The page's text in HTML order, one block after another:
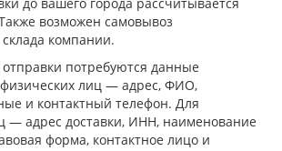
возможен самовывоз
компании.
потребуются данные
лиц — адрес, ФИО,
и контактный телефон. Для
— адрес доставки, ИНН, наименование
форма, контактное лицо и